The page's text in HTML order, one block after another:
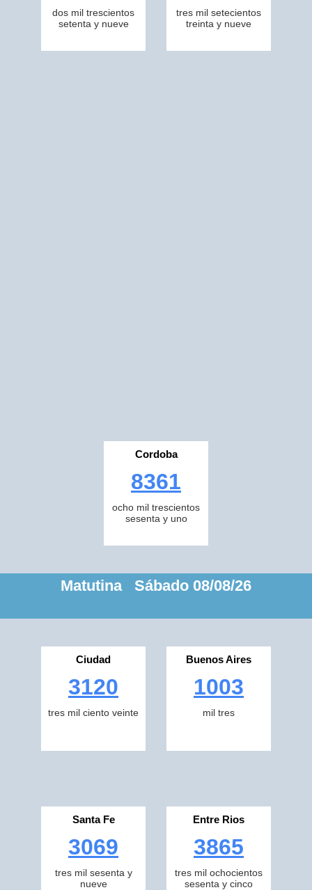
dos mil trescientos
setenta y nueve
tres mil setecientos
treinta y nueve
Cordoba
8361
ocho mil trescientos
sesenta y uno
Matutina Sábado 08/08/26
Ciudad
3120
tres mil ciento veinte
Buenos Aires
1003
mil tres
Santa Fe
3069
tres mil sesenta y
nueve
Entre Rios
3865
tres mil ochocientos
sesenta y cinco